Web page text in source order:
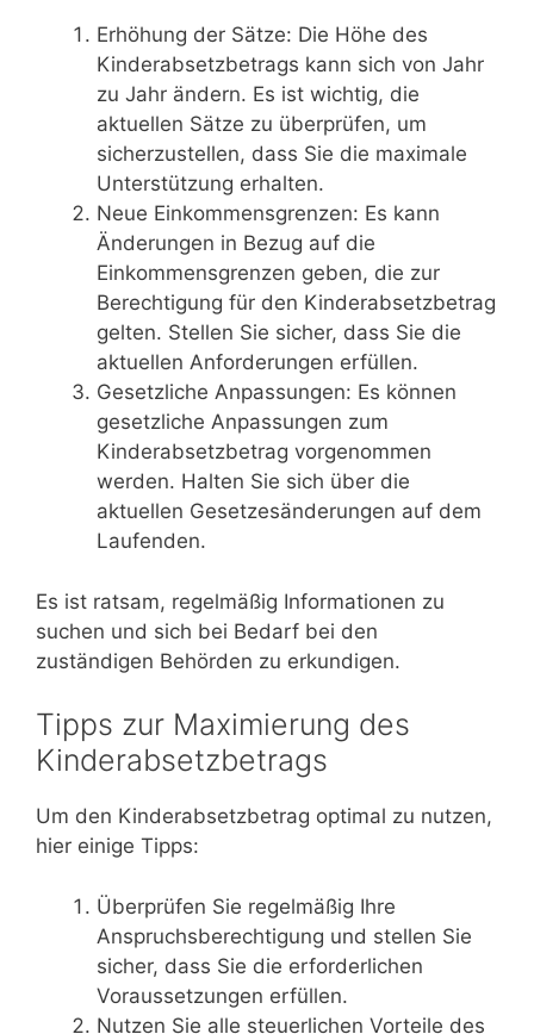
Erhöhung der Sätze: Die Höhe des
Kinderabsetzbetrags kann sich von Jahr
zu Jahr ändern. Es ist wichtig, die
aktuellen Sätze zu überprüfen, um
sicherzustellen, dass Sie die maximale
Unterstützung erhalten.
Neue Einkommensgrenzen: Es kann
Änderungen in Bezug auf die
Einkommensgrenzen geben, die zur
Berechtigung für den Kinderabsetzbetrag
gelten. Stellen Sie sicher, dass Sie die
aktuellen Anforderungen erfüllen.
Gesetzliche Anpassungen: Es können
gesetzliche Anpassungen zum
Kinderabsetzbetrag vorgenommen
werden. Halten Sie sich über die
aktuellen Gesetzesänderungen auf dem
Laufenden.
Es ist ratsam, regelmäßig Informationen zu
suchen und sich bei Bedarf bei den
zuständigen Behörden zu erkundigen.
Tipps zur Maximierung des
Kinderabsetzbetrags
Um den Kinderabsetzbetrag optimal zu nutzen,
hier einige Tipps:
Überprüfen Sie regelmäßig Ihre
Anspruchsberechtigung und stellen Sie
sicher, dass Sie die erforderlichen
Voraussetzungen erfüllen.
Nutzen Sie alle steuerlichen Vorteile des